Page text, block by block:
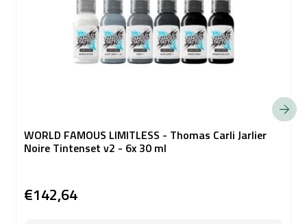
WORLD FAMOUS LIMITLESS - Thomas Carli Jarlier
Noire Tintenset v2 - 6x 30 ml
€142,64